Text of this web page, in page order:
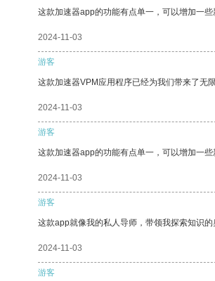
这款加速器app的功能有点单一，可以增加一
2024-11-03
游客
这款加速器VPM应用程序已经为我们带来了无
2024-11-03
游客
这款加速器app的功能有点单一，可以增加一
2024-11-03
游客
这款app就像我的私人导师，带领我探索知识的
2024-11-03
游客